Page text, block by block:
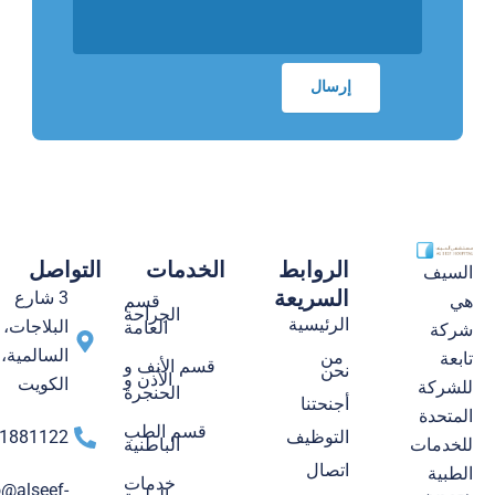
السيف
هي
شركة
تابعة
للشركة
المتحدة
للخدمات
الطبية
الروابط
السريعة
الرئيسية
من
نحن
أجنحتنا
التوظيف
اتصال
الخدمات
قسم
الجراحة
العامة
قسم الأنف و
الأذن و
الحنجرة
قسم الطب
الباطنية
خدمات
التواصل
3 شارع
البلاجات،
السالمية،
الكويت
1881122